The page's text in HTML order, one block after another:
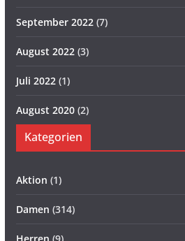
September 2022(7)
August 2022(3)
Juli 2022(1)
August 2020(2)
Kategorien
Aktion (1)
Damen (314)